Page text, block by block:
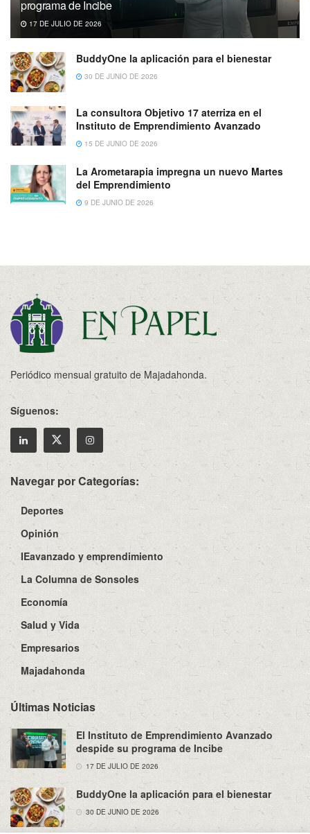
programa de Incibe
17 DE JULIO DE 2026
BuddyOne la aplicación para el bienestar
30 DE JUNIO DE 2026
La consultora Objetivo 17 aterriza en el
Instituto de Emprendimiento Avanzado
15 DE JUNIO DE 2026
La Arometarapia impregna un nuevo Martes
del Emprendimiento
9 DE JUNIO DE 2026
Periódico mensual gratuito de Majadahonda.
Síguenos:
Navegar por Categorías:
Deportes
Opinión
IEavanzado y emprendimiento
La Columna de Sonsoles
Economía
Salud y Vida
Empresarios
Majadahonda
Últimas Noticias
El Instituto de Emprendimiento Avanzado
despide su programa de Incibe
17 DE JULIO DE 2026
BuddyOne la aplicación para el bienestar
30 DE JUNIO DE 2026